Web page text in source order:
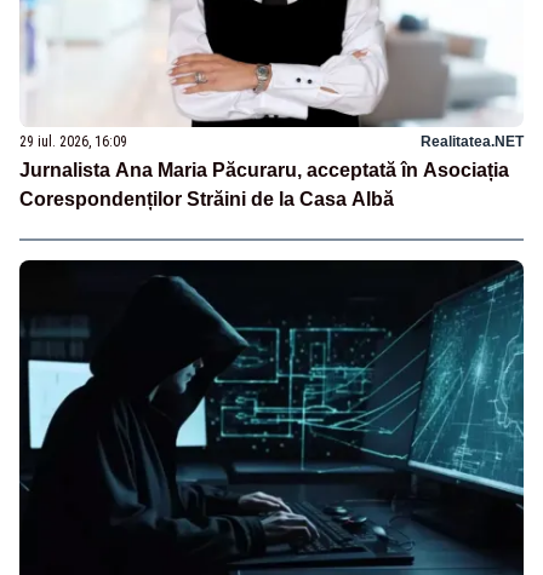
29 iul. 2026, 16:09 Realitatea.NET
Jurnalista Ana Maria Păcuraru, acceptată în Asociația
Corespondenților Străini de la Casa Albă